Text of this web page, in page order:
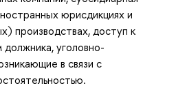
юрисдикциях и
производствах, доступ к
уголовно-
в связи с